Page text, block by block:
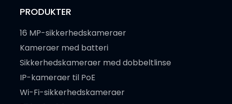
PRODUKTER
16 MP-sikkerhedskameraer
Kameraer med batteri
Sikkerhedskameraer med dobbeltlinse
IP-kameraer til PoE
Wi-Fi-sikkerhedskameraer